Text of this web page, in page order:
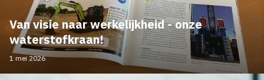
Van visie naar werkelijkheid - onze
waterstofkraan!
1 mei 2026